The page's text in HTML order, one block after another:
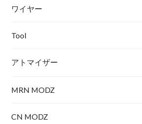
メカニカル
ワイヤー
Tool
アトマイザー
RDA
MRN MODZ
CN MODZ